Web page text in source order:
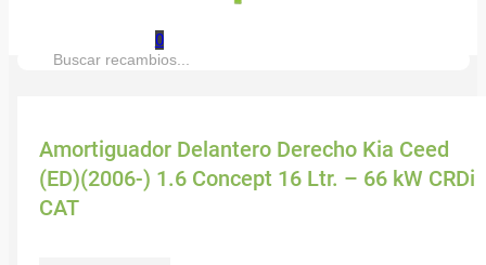
0
Buscar:
Amortiguador Delantero Derecho Kia Ceed
(ED)(2006-) 1.6 Concept 16 Ltr. – 66 kW CRDi
CAT